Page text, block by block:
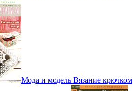
Мода и модель Вязание крючком